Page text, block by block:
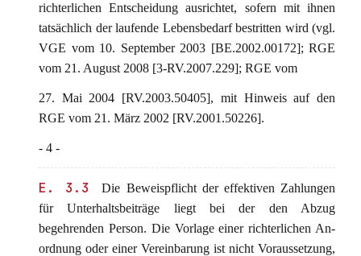
richterlichen Entscheidung ausrichtet, sofern mit ihnen
tatsächlich der laufende Lebensbedarf bestritten wird (vgl.
VGE vom 10. September 2003 [BE.2002.00172]; RGE
vom 21. August 2008 [3-RV.2007.229]; RGE vom
27. Mai 2004 [RV.2003.50405], mit Hinweis auf den
RGE vom 21. März 2002 [RV.2001.50226].
- 4 -
E. 3.3
Die Beweispflicht der effektiven Zahlungen
für Unterhaltsbeiträge liegt bei der den Abzug
begehrenden Person. Die Vorlage einer richterlichen An-
ordnung oder einer Vereinbarung ist nicht Voraussetzung,